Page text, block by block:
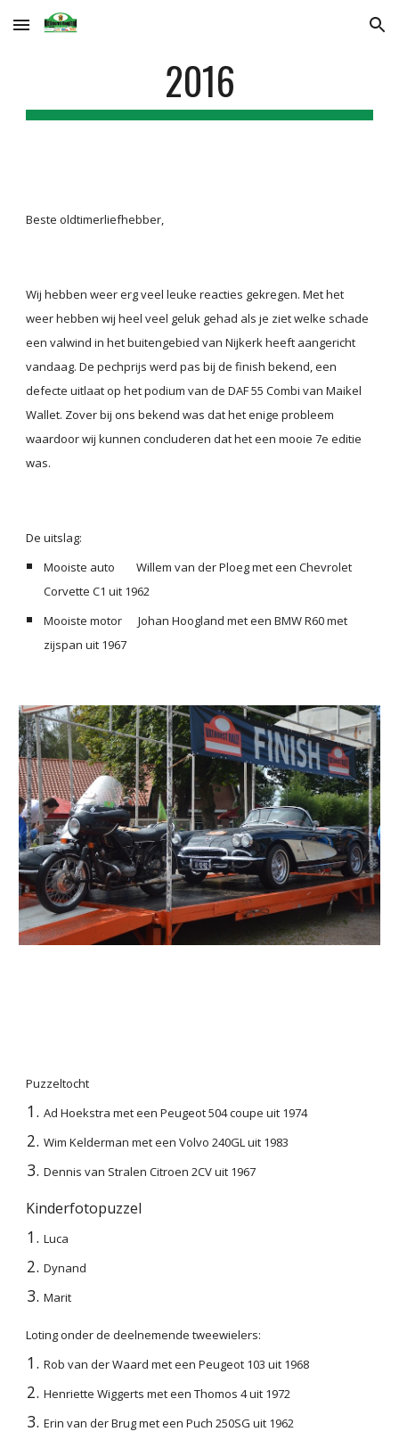
Skip to main content Skip to navigation
2016
Beste oldtimerliefhebber,
Wij hebben weer erg veel leuke reacties gekregen. Met het
weer hebben wij heel veel geluk gehad als je ziet welke schade
een valwind in het buitengebied van Nijkerk heeft aangericht
vandaag. De pechprijs werd pas bij de finish bekend, een
defecte uitlaat op het podium van de DAF 55 Combi van Maikel
Wallet. Zover bij ons bekend was dat het enige probleem
waardoor wij kunnen concluderen dat het een mooie 7e editie
was.
De uitslag:
Mooiste auto        Willem van der Ploeg met een Chevrolet
Corvette C1 uit 1962
Mooiste motor      Johan Hoogland met een BMW R60 met
zijspan uit 1967
Puzzeltocht
Ad Hoekstra met een Peugeot 504 coupe uit 1974
Wim Kelderman met een Volvo 240GL uit 1983
Dennis van Stralen Citroen 2CV uit 1967
Kinderfotopuzzel
Luca
Dynand
Marit
Loting onder de deelnemende tweewielers:
Rob van der Waard met een Peugeot 103 uit 1968
Henriette Wiggerts met een Thomos 4 uit 1972
Erin van der Brug met een Puch 250SG uit 1962